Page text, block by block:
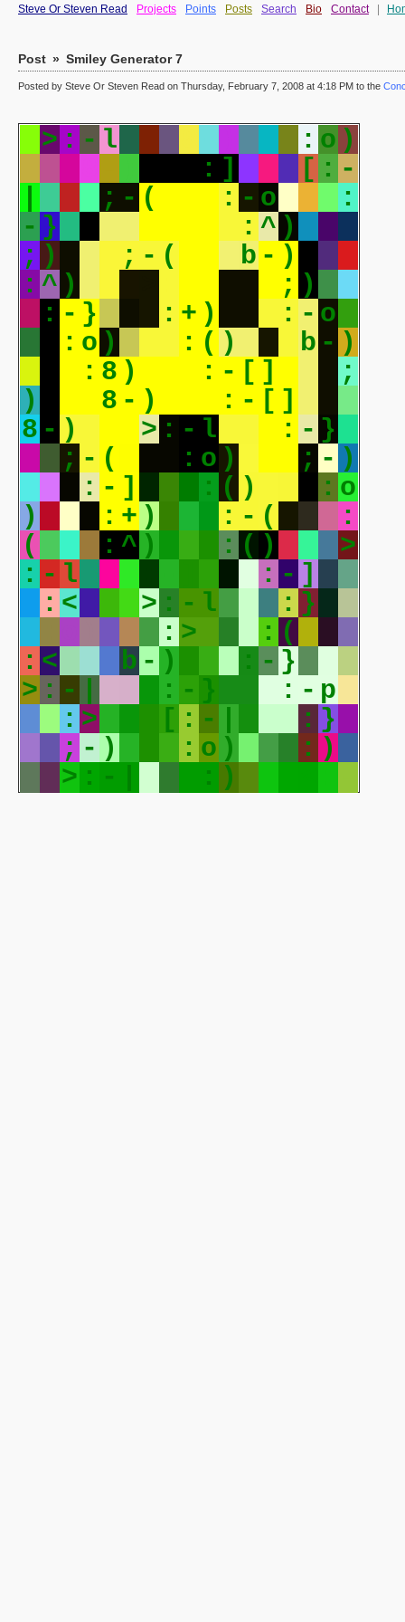
Steve Or Steven Read Projects Points Posts Search Bio Contact
Post » Smiley Generator 7
Posted by Steve Or Steven Read on Thursday, February 7, 2008 at 4:18 PM to the
> : - l : o )
: ] [ : -
; - ( : - o
:
- } : ^ )
; ) ; - ( b - )
: ^ ) ; )
: - } : + ) : - o
: o ) : ( ) b - )
: 8 ) : - [ ]
;
)
8 - ) : - [ ]
8 - ) > : - l : - }
; - ( : o ) ; - )
: - ] : ( ) : o
)
: + ) : - (
:
(
: ^ ) : ( )
>
: - l : - ]
: < > : - l : }
: > : (
: < b - ) - }
> : - : - } : - p
: > [ : - : }
; - ) : o ) : )
> : - : )